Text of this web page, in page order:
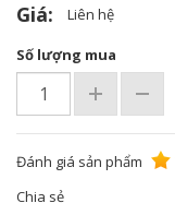
Giá: Liên hệ
Số lượng mua
Đánh giá sản phẩm
Chia sẻ